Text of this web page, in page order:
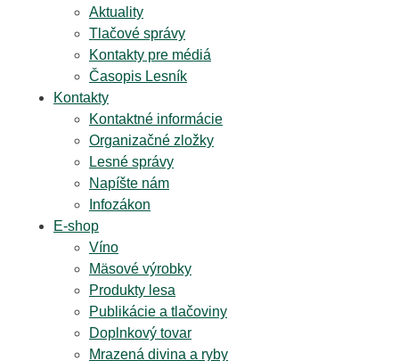
Aktuality
Tlačové správy
Kontakty pre médiá
Časopis Lesník
Kontakty
Kontaktné informácie
Organizačné zložky
Lesné správy
Napíšte nám
Infozákon
E-shop
Víno
Mäsové výrobky
Produkty lesa
Publikácie a tlačoviny
Doplnkový tovar
Mrazená divina a ryby